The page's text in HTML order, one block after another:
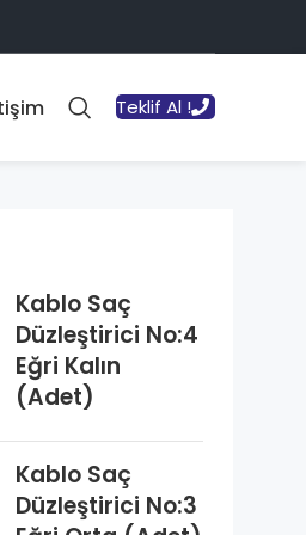
Teklif Al !
Kablo Saç
Düzleştirici No:4
Eğri Kalın
(Adet)
Kablo Saç
Düzleştirici No:3